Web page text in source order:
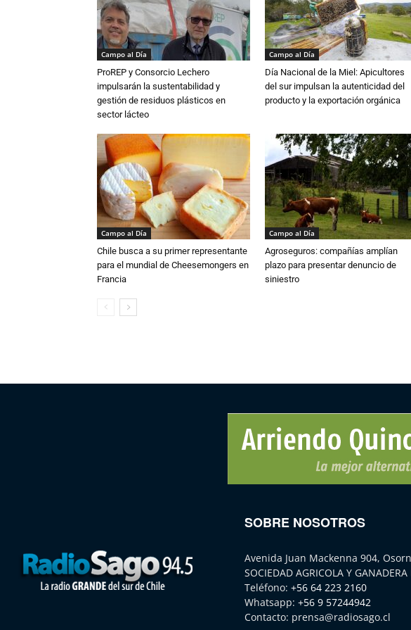
Campo al Día
ProREP y Consorcio Lechero
impulsarán la sustentabilidad y
gestión de residuos plásticos en
sector lácteo
Campo al Día
Día Nacional de la Miel: Apicultores
del sur impulsan la autenticidad del
producto y la exportación orgánica
Campo al Día
Chile busca a su primer representante
para el mundial de Cheesemongers en
Francia
Campo al Día
Agroseguros: compañías amplían
plazo para presentar denuncio de
siniestro
SOBRE NOSOTROS
Avenida Juan Mackenna 904,
SOCIEDAD AGRICOLA Y
Teléfono: +56 64 223 2160
Whatsapp: +56 9 57244942
Contacto: prensa@radiosago.cl